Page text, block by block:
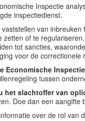
Inspectie
inspectiedienst.
vaststellen van
zetten of te
tot sancties,
voor de correctionele
Economische
tussen
het slachtoffer van
Doe dan een aangifte
over de rol van